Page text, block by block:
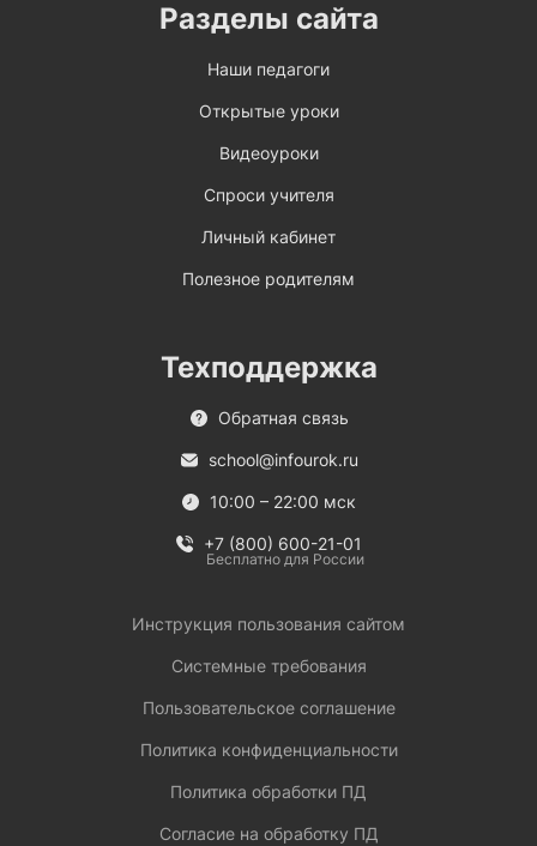
Разделы сайта
Наши педагоги
Открытые уроки
Видеоуроки
Спроси учителя
Личный кабинет
Полезное родителям
Техподдержка
Обратная связь
school@infourok.ru
10:00 – 22:00 мск
+7 (800) 600-21-01
Бесплатно для России
Инструкция пользования сайтом
Системные требования
Пользовательское соглашение
Политика конфиденциальности
Политика обработки ПД
Согласие на обработку ПД